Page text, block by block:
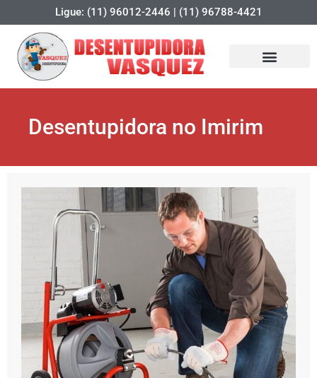
Ligue: (11) 96012-2446 | (11) 96788-4421
Desentupidora no Imirim